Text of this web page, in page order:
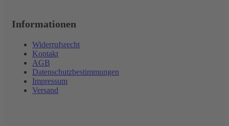
Informationen
Widerrufsrecht
Kontakt
AGB
Datenschutzbestimmungen
Impressum
Versand